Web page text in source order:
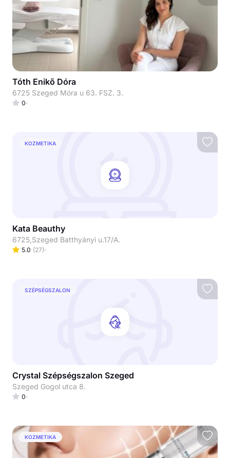
Tóth Enikő Dóra
6725 Szeged Móra u 63. FSZ. 3.
0
KOZMETIKA
Kata Beauthy
6725,Szeged Batthyányi u.17/A.
5.0 (27)
SZÉPSÉGSZALON
Crystal Szépségszalon Szeged
Szeged Gogol utca 8.
0
KOZMETIKA